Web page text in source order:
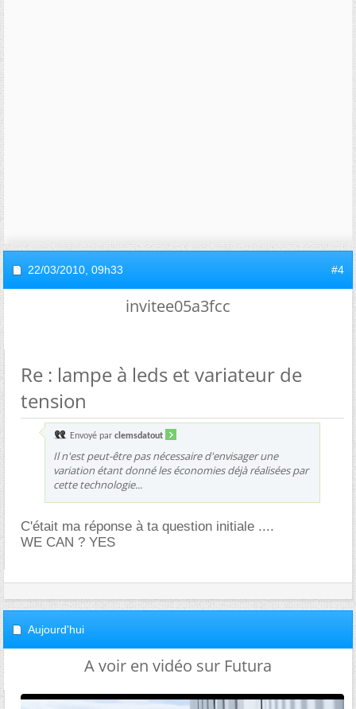
22/03/2010, 09h33 #4
invitee05a3fcc
Re : lampe à leds et variateur de
tension
Envoyé par clemsdatout
Il n'est peut-être pas nécessaire d'envisager une
variation étant donné les économies déjà réalisées par
cette technologie...
C'était ma réponse à ta question initiale ....
WE CAN ? YES
Aujourd'hui
A voir en vidéo sur Futura